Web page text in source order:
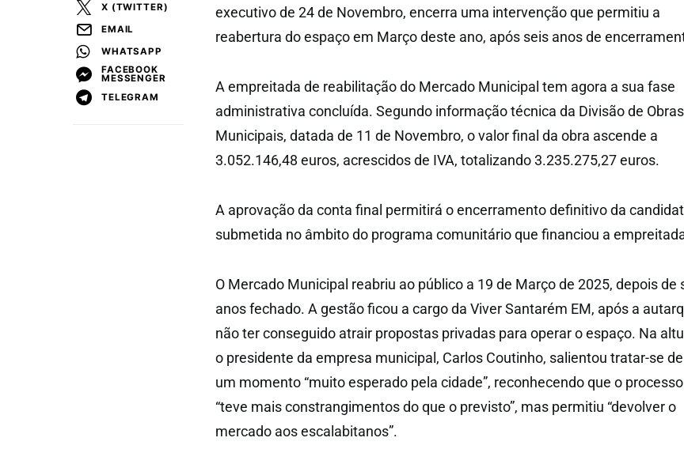
X (TWITTER)
EMAIL
WHATSAPP
FACEBOOK
MESSENGER
TELEGRAM
executivo de 24 de Novembro, encerra uma intervenção que permitiu a
reabertura do espaço em Março deste ano, após seis anos de
A empreitada de reabilitação do Mercado Municipal tem agora a sua fase
administrativa concluída. Segundo informação técnica da Divisão de Obras
Municipais, datada de 11 de Novembro, o valor final da obra ascende a
3.052.146,48 euros, acrescidos de IVA, totalizando 3.235.275,27 euros.
A aprovação da conta final permitirá o encerramento definitivo da
submetida no âmbito do programa comunitário que financiou a
O Mercado Municipal reabriu ao público a 19 de Março de 2025, depois de
anos fechado. A gestão ficou a cargo da Viver Santarém EM, após a
não ter conseguido atrair propostas privadas para operar o espaço. Na
o presidente da empresa municipal, Carlos Coutinho, salientou tratar-se de
um momento “muito esperado pela cidade”, reconhecendo que o processo
“teve mais constrangimentos do que o previsto”, mas permitiu “devolver o
mercado aos escalabitanos”.